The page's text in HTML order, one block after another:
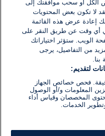
الكل أو سحب موافقتك إلى
لا تكون بعض المحتويات
إعادة عرض هذه القائمة
في أي وقت عن طريق النقر على
الويب. ستؤثر اختياراتك
من التفاصيل، يرجى
لتقديم:
فحص خصائص الجهاز
المعلومات و/أو الوصول
المخصصان وقياس أداء
الخدمات.